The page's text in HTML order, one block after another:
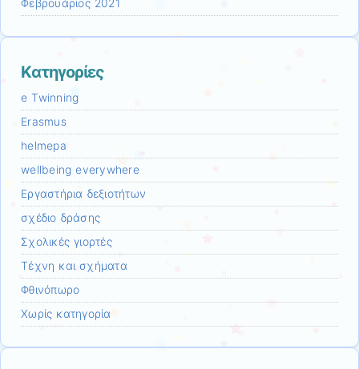
Φεβρουάριος 2021
Kατηγορίες
e Twinning
Erasmus
helmepa
wellbeing everywhere
Εργαστήρια δεξιοτήτων
σχέδιο δράσης
Σχολικές γιορτές
Τέχνη και σχήματα
Φθινόπωρο
Χωρίς κατηγορία